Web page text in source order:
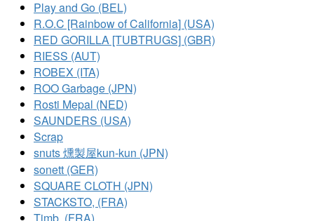
Play and Go (BEL)
R.O.C [Rainbow of California] (USA)
RED GORILLA [TUBTRUGS] (GBR)
RIESS (AUT)
ROBEX (ITA)
ROO Garbage (JPN)
Rosti Mepal (NED)
SAUNDERS (USA)
Scrap
snuts 燻製屋kun-kun (JPN)
sonett (GER)
SQUARE CLOTH (JPN)
STACKSTO, (FRA)
Timb. (FRA)